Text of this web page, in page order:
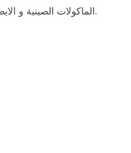
الماكولات الصينية و الايطالية و الفرنسية و الهنديه في بعض المطاعم.